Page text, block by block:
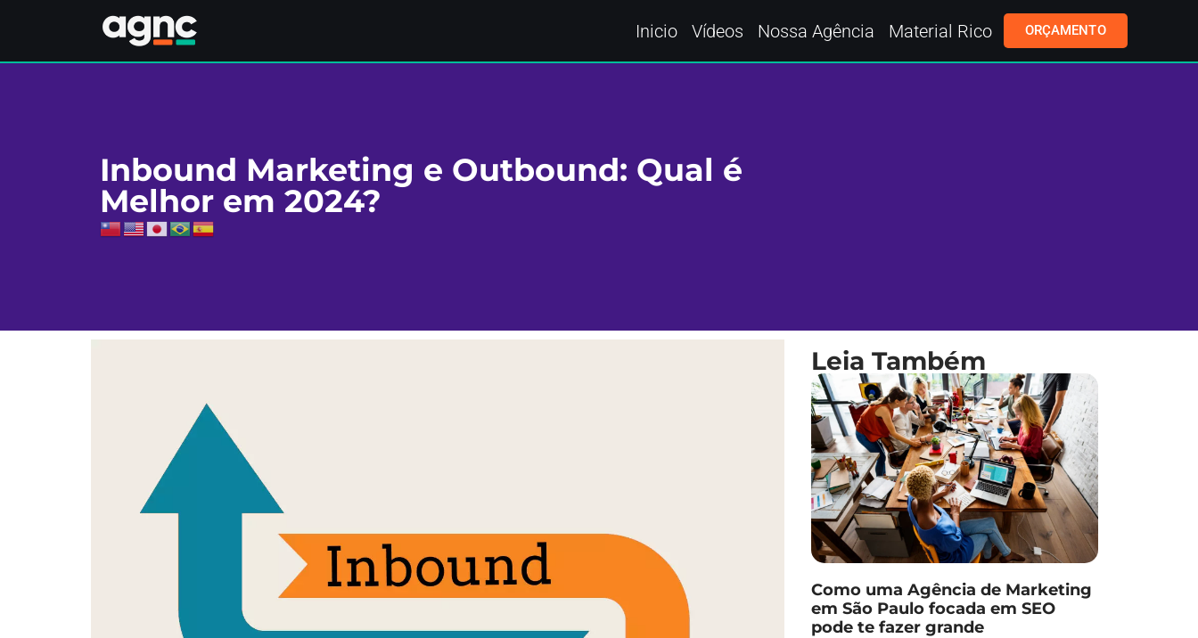
Inicio Vídeos Nossa Agência Material Rico ORÇAMENTO
Inbound Marketing e Outbound: Qual é
Melhor em 2024?
Como uma Agência de Marketing
em São Paulo focada em SEO
pode te fazer grande
Leia Também